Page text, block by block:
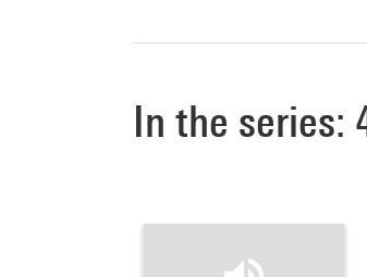
In the series: